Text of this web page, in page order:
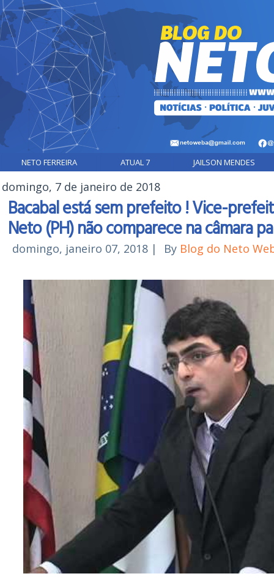
NETO FERREIRA ATUAL 7 JAILSON MENDES
domingo, 7 de janeiro de 2018
Bacabal está sem prefeito ! Vice-
Neto (PH) não comparece na câmara
domingo, janeiro 07, 2018 | By Blog do Neto